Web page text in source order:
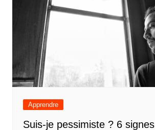
Apprendre
Suis-je pessimiste ? 6 signes